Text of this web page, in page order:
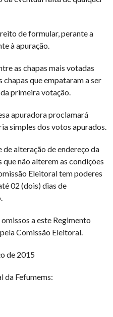
de formular, perante a
à apuração.
as chapas mais votadas
que empataram a ser
primeira votação.
apuradora proclamará
simples dos votos apurados.
alteração de endereço da
não alterem as condições
Eleitoral tem poderes
02 (dois) dias de
a este Regimento
Comissão Eleitoral.
de 2015
da Fefumems: